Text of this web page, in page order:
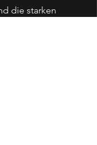
die starken